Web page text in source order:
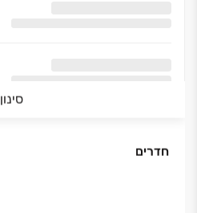
סינון
חדרים